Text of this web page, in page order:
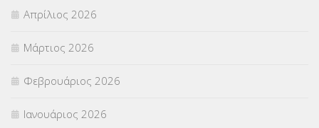
ΣΕΠ(50)
ΣΤΕΛΕΧΗ (360)
ΣΥΜΒΟΥΛΕΥΤΙΚΟΣ ΣΤΑΘΜΟΣ ΝΕΩΝ
ΣΥΝΤΑΞΕΙΣ(12)
Απρίλιος 2026
Μάρτιος 2026
Φεβρουάριος 2026
Ιανουάριος 2026